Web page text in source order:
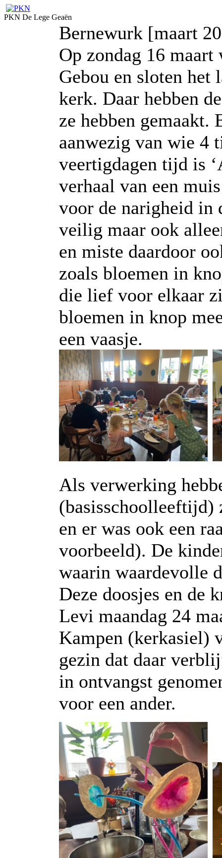
PKN De Lege Geaën
Bernewurk [maart
Op zondag 16
Gebou en sloten het
kerk. Daar hebben
ze hebben gemaakt.
aanwezig van wie 4
veertigdagen tijd is
verhaal van een
voor de narigheid in
veilig maar ook
en miste daardoor
zoals bloemen in
die lief voor elkaar
bloemen in knop
een vaasje.
Als verwerking
(basisschoolleeftijd)
en er was ook een
voorbeeld). De
waarin waardevolle
Deze doosjes en de
Levi maandag 24
Kampen (kerkasiel)
gezin dat daar
in ontvangst
voor een ander.